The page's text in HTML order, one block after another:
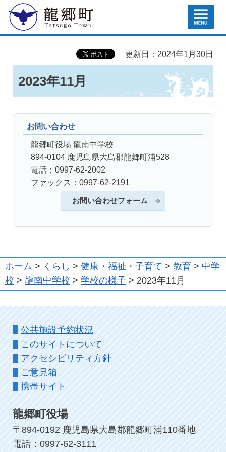
龍郷町 MENU
更新日：2024年1月30日
2023年11月
お問い合わせ
龍郷町役場 龍南中学校
894-0104 鹿児島県大島郡龍郷町浦528
電話：0997-62-2002
ファックス：0997-62-2191
お問い合わせフォーム
ホーム > くらし > 健康・福祉・子育て > 教育 > 中学
校 > 龍南中学校 > 学校の様子 > 2023年11月
公共施設予約状況
このサイトについて
アクセシビリティ方針
ご意見箱
携帯サイト
龍郷町役場
〒894-0192 鹿児島県大島郡龍郷町浦110番地
電話：0997-62-3111